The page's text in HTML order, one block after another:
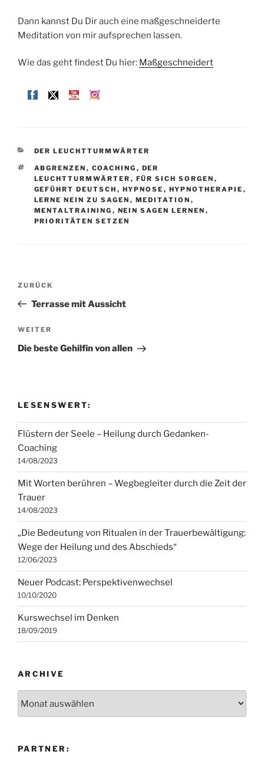
Dann kannst Du Dir auch eine maßgeschneiderte
Meditation von mir aufsprechen lassen.
Wie das geht findest Du hier: Maßgeschneidert
KATEGORIEN
DER LEUCHTTURMWÄRTER
SCHLAGWÖRTER
ABGRENZEN , COACHING , DER
LEUCHTTURMWÄRTER , FÜR SICH SORGEN ,
GEFÜHRT DEUTSCH , HYPNOSE , HYPNOTHERAPIE ,
LERNE NEIN ZU SAGEN , MEDITATION ,
MENTALTRAINING , NEIN SAGEN LERNEN ,
PRIORITÄTEN SETZEN
Beitragsnavigation
Vorheriger
Beitrag
ZURÜCK
Terrasse mit Aussicht
Nächster
Beitrag
WEITER
Die beste Gehilfin von allen
LESENSWERT:
Flüstern der Seele – Heilung durch Gedanken-
Coaching
14/08/2023
Mit Worten berühren – Wegbegleiter durch die Zeit der
Trauer
14/08/2023
„Die Bedeutung von Ritualen in der Trauerbewältigung:
Wege der Heilung und des Abschieds“
12/06/2023
Neuer Podcast: Perspektivenwechsel
10/10/2020
Kurswechsel im Denken
18/09/2019
ARCHIVE
PARTNER: